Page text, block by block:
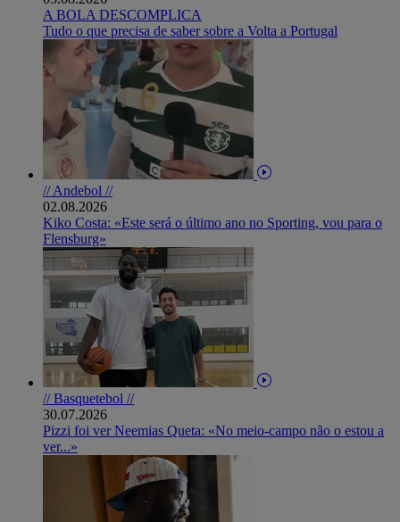
A BOLA DESCOMPLICA
Tudo o que precisa de saber sobre a Volta a Portugal
// Andebol //
02.08.2026
Kiko Costa: «Este será o último ano no Sporting, vou para o
Flensburg»
// Basquetebol //
30.07.2026
Pizzi foi ver Neemias Queta: «No meio-campo não o estou a
ver...»